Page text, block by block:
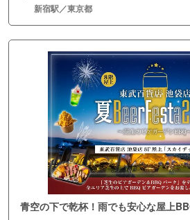
新宿駅／東京都
青空の下で乾杯！雨でも安心な屋上